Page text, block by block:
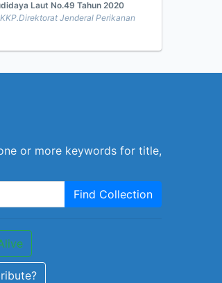
Laut No.49 Tahun 2020
Jenderal Perikanan
or more keywords for title,
Find Collection